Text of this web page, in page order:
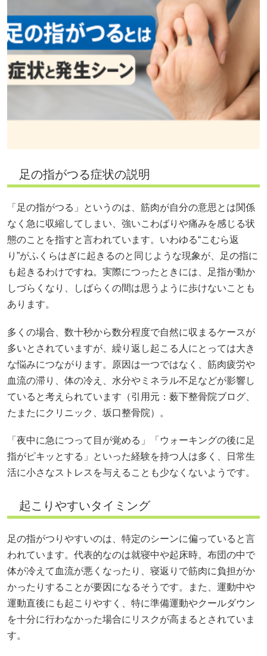
足の指がつる症状の説明
「足の指がつる」というのは、筋肉が自分の意思とは関係
なく急に収縮してしまい、強いこわばりや痛みを感じる状
態のことを指すと言われています。いわゆる“こむら返
り”がふくらはぎに起きるのと同じような現象が、足の指に
も起きるわけですね。実際につったときには、足指が動か
しづらくなり、しばらくの間は思うように歩けないことも
あります。
多くの場合、数十秒から数分程度で自然に収まるケースが
多いとされていますが、繰り返し起こる人にとっては大き
な悩みにつながります。原因は一つではなく、筋肉疲労や
血流の滞り、体の冷え、水分やミネラル不足などが影響し
ていると考えられています（引用元： 薮下整骨院ブログ
たまたにクリニック
坂口整骨院）。
「夜中に急につって目が覚める」「ウォーキングの後に足
指がピキッとする」といった経験を持つ人は多く、日常生
活に小さなストレスを与えることも少なくないようです。
起こりやすいタイミング
足の指がつりやすいのは、特定のシーンに偏っていると言
われています。代表的なのは就寝中や起床時。布団の中で
体が冷えて血流が悪くなったり、寝返りで筋肉に負担がか
かったりすることが要因になるそうです。また、運動中や
運動直後にも起こりやすく、特に準備運動やクールダウン
を十分に行わなかった場合にリスクが高まるとされていま
す。